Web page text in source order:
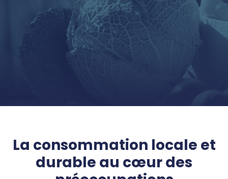
La consommation locale et
durable au cœur des